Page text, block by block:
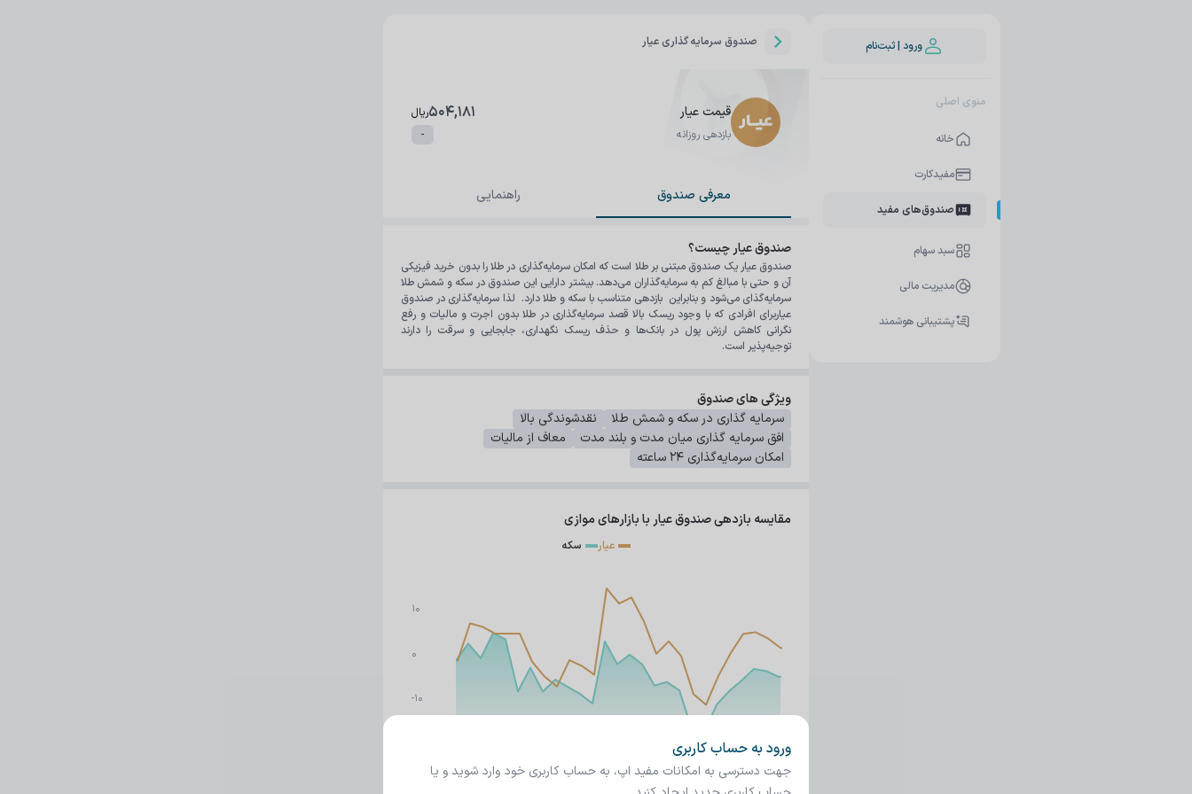
صندوق سرمایه گذاری عیار
قیمتعیار 504,181ریال
بازدهی روزانه -
معرفی صندوق راهنمایی
صندوقعیار چیست؟
توجیه‌پذیر است.
ویژگی های صندوق
سرمایه گذاری در سکه و شمش طلا
نقدشوندگی بالا
افق سرمایه گذاری میان مدت و بلند مدت
معاف از مالیات
امکان سرمایه‌گذاری ۲۴ ساعته
مقایسه بازدهی صندوقعیار با بازارهای موازی
عیار سکه
درصد ۱۴۰۵/۱/۱۱ ۱۴۰۵/۳/۷ ۱۴۰۵/۵/۳
-10
0
10
ورود | ثبت‌نام
منوی اصلی
خانه
مفیدکارت
صندوق‌های مفید
سبد سهام
مدیریت مالی
پشتیبانی هوشمند
ورود به حساب کاربری
جهت دسترسی به امکانات مفید اپ، ‌به حساب کاربری خود وارد شوید و یا